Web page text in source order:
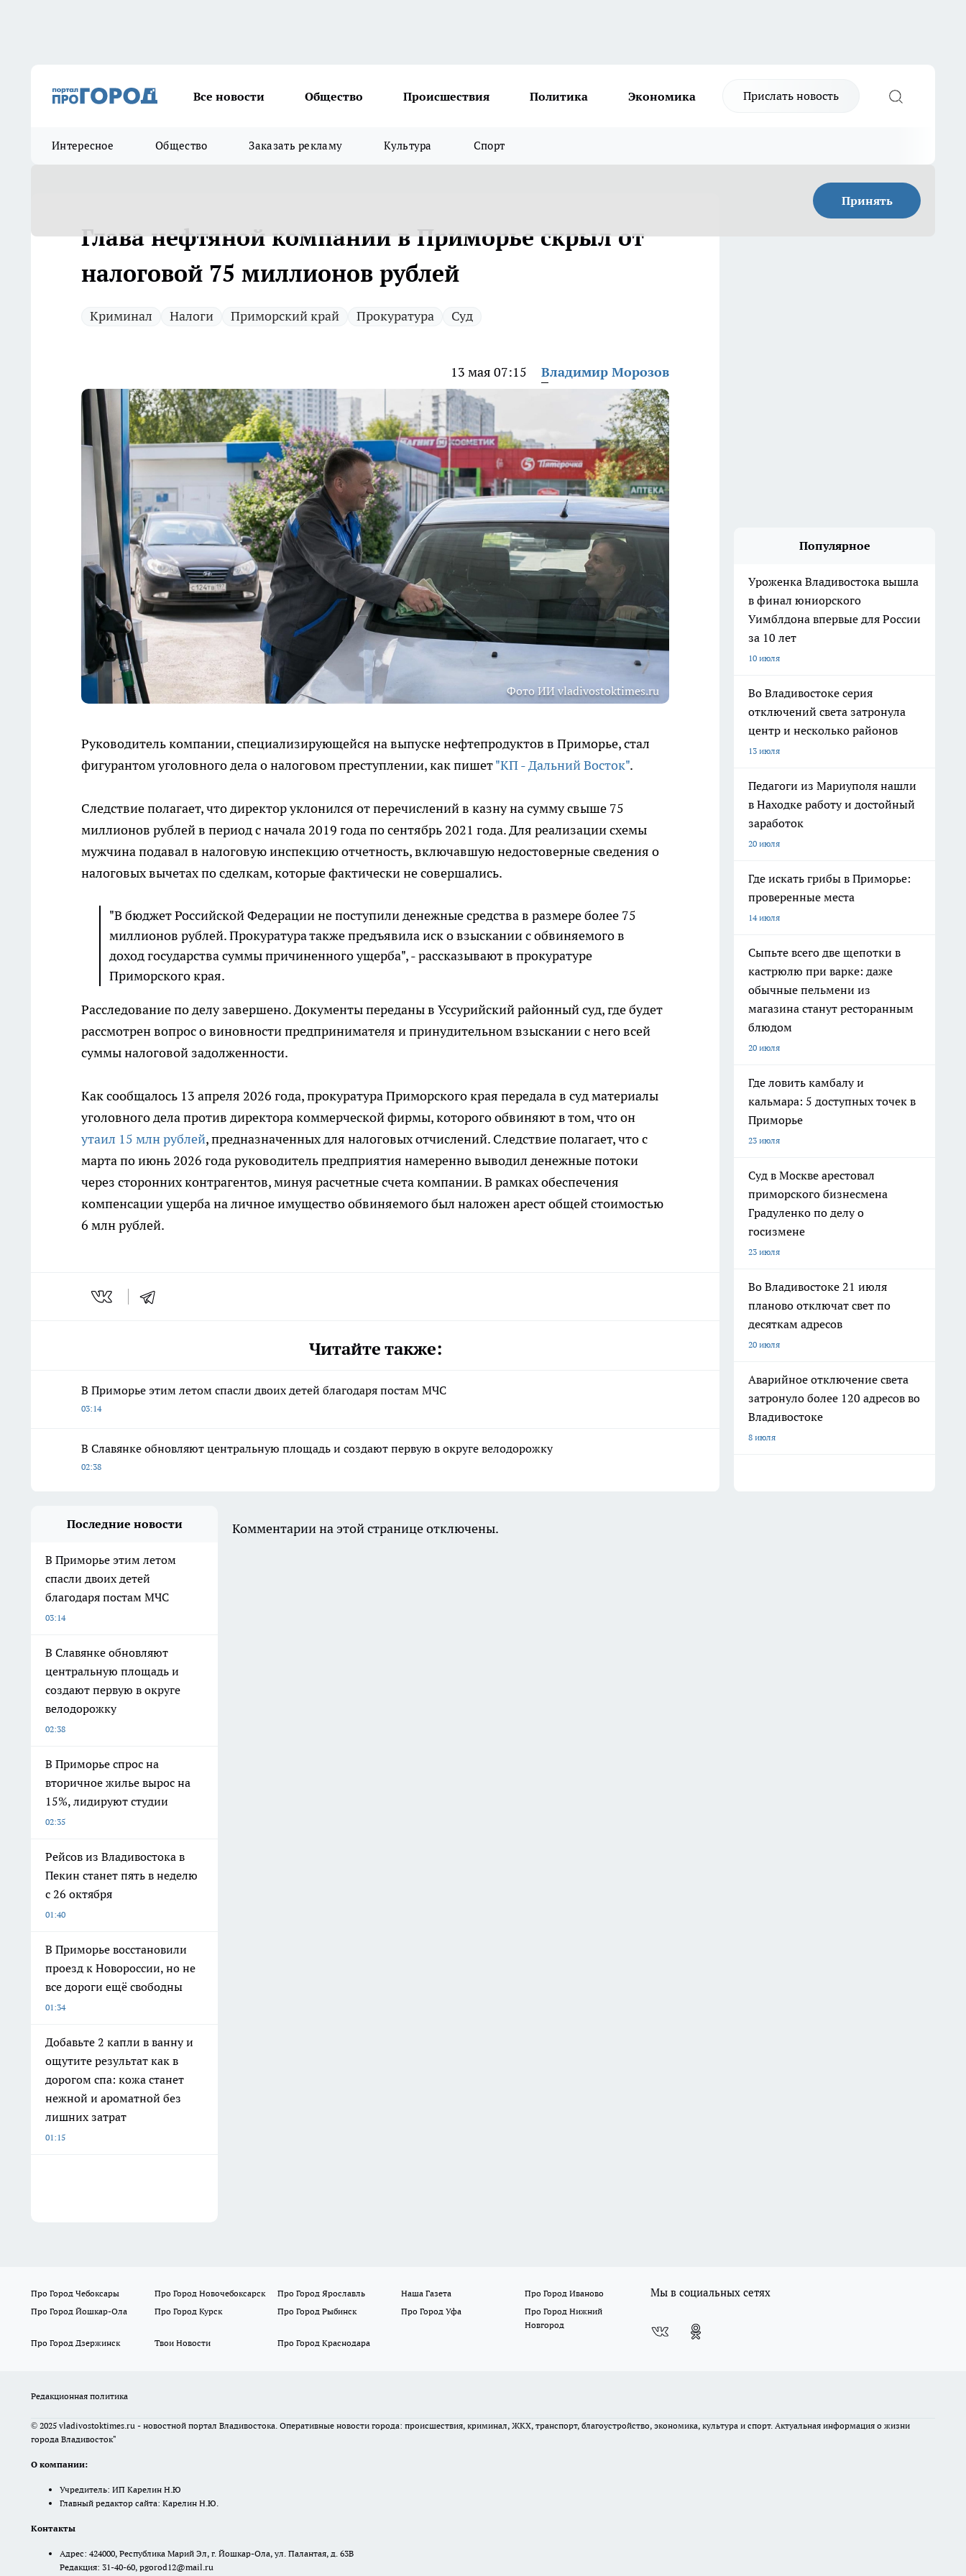
Все новости Общество Происшествия Политика Экономика Прислать новость
Интересное Общество Заказать рекламу Культура Спорт
Принять
Глава нефтяной компании в Приморье скрыл от
налоговой 75 миллионов рублей
Криминал Налоги Приморский край Прокуратура Суд
13 мая 07:15 Владимир Морозов
Фото ИИ vladivostoktimes.ru
Руководитель компании, специализирующейся на выпуске нефтепродуктов в Приморье, стал
фигурантом уголовного дела о налоговом преступлении, как пишет"КП - Дальний Восток".
Следствие полагает, что директор уклонился от перечислений в казну на сумму свыше 75
миллионов рублей в период с начала 2019 года по сентябрь 2021 года. Для реализации схемы
мужчина подавал в налоговую инспекцию отчетность, включавшую недостоверные сведения о
налоговых вычетах по сделкам, которые фактически не совершались.
"В бюджет Российской Федерации не поступили денежные средства в размере более 75
миллионов рублей. Прокуратура также предъявила иск о взыскании с обвиняемого в
доход государства суммы причиненного ущерба", - рассказывают в прокуратуре
Приморского края.
Расследование по делу завершено. Документы переданы в Уссурийский районный суд, где будет
рассмотрен вопрос о виновности предпринимателя и принудительном взыскании с него всей
суммы налоговой задолженности.
Как сообщалось 13 апреля 2026 года, прокуратура Приморского края передала в суд материалы
уголовного дела против директора коммерческой фирмы, которого обвиняют в том, что он
утаил 15 млн рублей, предназначенных для налоговых отчислений. Следствие полагает, что с
марта по июнь 2026 года руководитель предприятия намеренно выводил денежные потоки
через сторонних контрагентов, минуя расчетные счета компании. В рамках обеспечения
компенсации ущерба на личное имущество обвиняемого был наложен арест общей стоимостью
6 млн рублей.
Читайте также:
В Приморье этим летом спасли двоих детей благодаря постам МЧС
03:14
В Славянке обновляют центральную площадь и создают первую в округе велодорожку
02:38
Популярное
Уроженка Владивостока вышла
в финал юниорского
Уимблдона впервые для России
за 10 лет
10 июля
Во Владивостоке серия
отключений света затронула
центр и несколько районов
13 июля
Педагоги из Мариуполя нашли
в Находке работу и достойный
заработок
20 июля
Где искать грибы в Приморье:
проверенные места
14 июля
Сыпьте всего две щепотки в
кастрюлю при варке: даже
обычные пельмени из
магазина станут ресторанным
блюдом
20 июля
Где ловить камбалу и
кальмара: 5 доступных точек в
Приморье
23 июля
Суд в Москве арестовал
приморского бизнесмена
Градуленко по делу о
госизмене
23 июля
Во Владивостоке 21 июля
планово отключат свет по
десяткам адресов
20 июля
Аварийное отключение света
затронуло более 120 адресов во
Владивостоке
8 июля
Последние новости
В Приморье этим летом
спасли двоих детей
благодаря постам МЧС
03:14
В Славянке обновляют
центральную площадь и
создают первую в округе
велодорожку
02:38
В Приморье спрос на
вторичное жилье вырос на
15%, лидируют студии
02:35
Рейсов из Владивостока в
Пекин станет пять в неделю
с 26 октября
01:40
В Приморье восстановили
проезд к Новороссии, но не
все дороги ещё свободны
01:34
Добавьте 2 капли в ванну и
ощутите результат как в
дорогом спа: кожа станет
нежной и ароматной без
лишних затрат
01:15
Комментарии на этой странице отключены.
Про Город Чебоксары Про Город Новочебоксарск Про Город Ярославль Наша Газета
Про Город Иваново
Про Город Йошкар-Ола
Про Город Курск Про Город Рыбинск Про Город Уфа
Про Город Нижний
Новгород
Про Город Дзержинск
Твои Новости Про Город Краснодара
Мы в социальных сетях
Редакционная политика
© 2025 vladivostoktimes.ru - новостной портал Владивостока. Оперативные новости города: происшествия, криминал, ЖКХ, транспорт, благоустройство, экономика, культура и спорт. Актуальная информация о жизни
города Владивосток"
О компании:
Учредитель: ИП Карелин Н.Ю
Главный редактор сайта: Карелин Н.Ю.
Контакты
Адрес: 424000, Республика Марий Эл, г. Йошкар-Ола, ул. Палантая, д. 63В
Редакция: 31-40-60, pgorod12@mail.ru